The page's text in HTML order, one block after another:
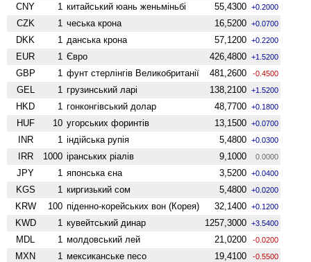
CNY 1 китайський юань женьмiньбi 55,4300 +0.2000
CZK 1 чеська крона 16,5200 +0.0700
DKK 1 данська крона 57,1200 +0.2200
EUR 1 Євро 426,4800 +1.5200
GBP 1 фунт стерлінгів Велико­британії 481,2600 -0.4500
GEL 1 грузинський ларі 138,2100 +1.5200
HKD 1 гонконгівський долар 48,7700 +0.1800
HUF 10 угорських форинтів 13,1500 +0.0700
INR 1 індійська рупія 5,4800 +0.0300
IRR 1000 іранських ріалів 9,1000 0.0000
JPY 1 японська єна 3,5200 +0.0400
KGS 1 киргизький сом 5,4800 +0.0200
KRW 100 піденно-корейських вон (Корея) 32,1400 +0.1200
KWD 1 кувейтський динар 1257,3000 +3.5400
MDL 1 молдовський лей 21,0200 -0.0200
MXN 1 мексиканське песо 19,4100 -0.5500